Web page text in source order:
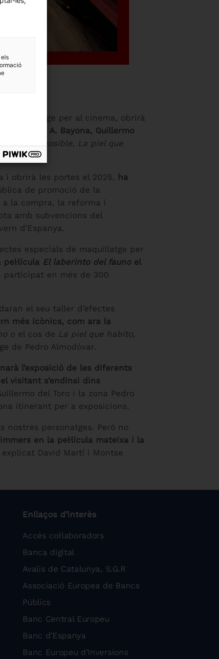
maquillatge per al cinema, obrirà
com J. A. Bayona, Guillermo
,Lo imposible, La piel que
i obrirà les portes el 2025, ha
de promoció de la
la compra, la reforma i
amb subvencions del
d’Espanya.
especials de maquillatge per
El laberinto del fauno el
participat en més de 300
el seu taller d’efectes
més icònics, com ara la
o el cos de La piel que habito,
de Pedro Almodóvar.
l’exposició de les diferents
visitant s’endinsi dins
del Toro i la zona Pedro
itinerant per a exposicions.
nostres personatges. Però no
en la pel·lícula mateixa i la
explicat David Martí i Montse
Enllaços d’interès
Accés col·laboradors
Banca digital
Avalis de Catalunya, S.G.R
Associació Europea de Bancs
Públics
Banc Central Europeu
Banc d’Espanya
Banc Europeu d’Inversions